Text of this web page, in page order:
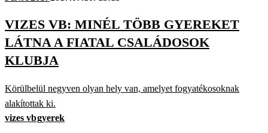
VIZES VB: MINÉL TÖBB GYEREKET
LÁTNA A FIATAL CSALÁDOSOK
KLUBJA
Körülbelül negyven olyan hely van, amelyet fogyatékosoknak
alakítottak ki.
vizes vbgyerek